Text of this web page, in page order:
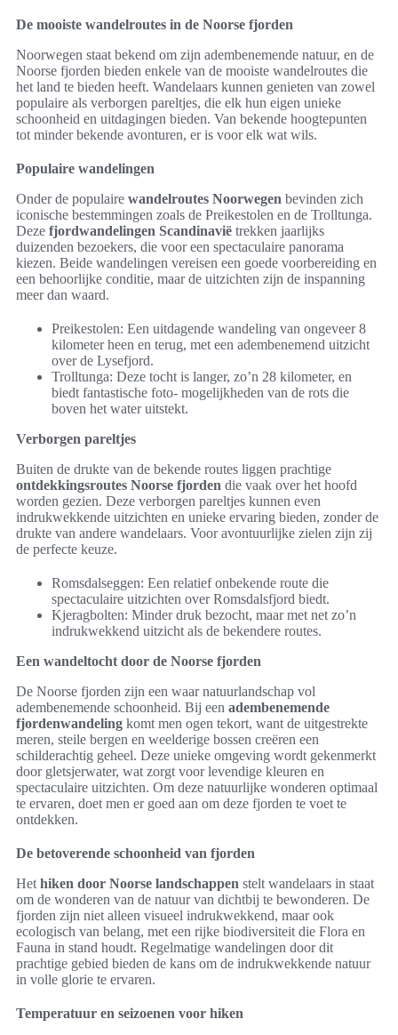
De mooiste wandelroutes in de Noorse fjorden
Noorwegen staat bekend om zijn adembenemende natuur, en de
Noorse fjorden bieden enkele van de mooiste wandelroutes die
het land te bieden heeft. Wandelaars kunnen genieten van zowel
populaire als verborgen pareltjes, die elk hun eigen unieke
schoonheid en uitdagingen bieden. Van bekende hoogtepunten
tot minder bekende avonturen, er is voor elk wat wils.
Populaire wandelingen
Onder de populaire wandelroutes Noorwegen bevinden zich
iconische bestemmingen zoals de Preikestolen en de Trolltunga.
Deze fjordwandelingen Scandinavië trekken jaarlijks
duizenden bezoekers, die voor een spectaculaire panorama
kiezen. Beide wandelingen vereisen een goede voorbereiding en
een behoorlijke conditie, maar de uitzichten zijn de inspanning
meer dan waard.
Preikestolen: Een uitdagende wandeling van ongeveer 8
kilometer heen en terug, met een adembenemend uitzicht
over de Lysefjord.
Trolltunga: Deze tocht is langer, zo’n 28 kilometer, en
biedt fantastische foto- mogelijkheden van de rots die
boven het water uitstekt.
Verborgen pareltjes
Buiten de drukte van de bekende routes liggen prachtige
ontdekkingsroutes Noorse fjorden die vaak over het hoofd
worden gezien. Deze verborgen pareltjes kunnen even
indrukwekkende uitzichten en unieke ervaring bieden, zonder de
drukte van andere wandelaars. Voor avontuurlijke zielen zijn zij
de perfecte keuze.
Romsdalseggen: Een relatief onbekende route die
spectaculaire uitzichten over Romsdalsfjord biedt.
Kjeragbolten: Minder druk bezocht, maar met net zo’n
indrukwekkend uitzicht als de bekendere routes.
Een wandeltocht door de Noorse fjorden
De Noorse fjorden zijn een waar natuurlandschap vol
adembenemende schoonheid. Bij een adembenemende
fjordenwandeling komt men ogen tekort, want de uitgestrekte
meren, steile bergen en weelderige bossen creëren een
schilderachtig geheel. Deze unieke omgeving wordt gekenmerkt
door gletsjerwater, wat zorgt voor levendige kleuren en
spectaculaire uitzichten. Om deze natuurlijke wonderen optimaal
te ervaren, doet men er goed aan om deze fjorden te voet te
ontdekken.
De betoverende schoonheid van fjorden
Het hiken door Noorse landschappen stelt wandelaars in staat
om de wonderen van de natuur van dichtbij te bewonderen. De
fjorden zijn niet alleen visueel indrukwekkend, maar ook
ecologisch van belang, met een rijke biodiversiteit die Flora en
Fauna in stand houdt. Regelmatige wandelingen door dit
prachtige gebied bieden de kans om de indrukwekkende natuur
in volle glorie te ervaren.
Temperatuur en seizoenen voor hiken